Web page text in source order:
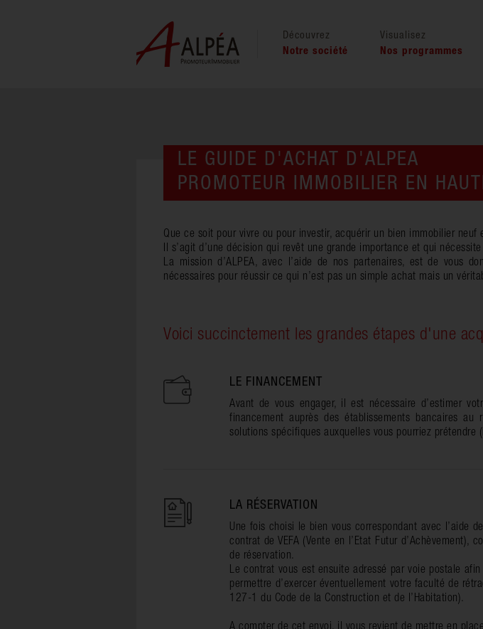
Découvrez
Notre société
Visualisez
Nos programmes
LE GUIDE D'ACHAT D'ALPEA
PROMOTEUR IMMOBILIER EN
Que ce soit pour vivre ou pour investir, acquérir un bien immobilier
Il s’agit d’une décision qui revêt une grande importance et qui
La mission d’ALPEA, avec l’aide de nos partenaires, est de vous
nécessaires pour réussir ce qui n’est pas un simple achat mais un
Voici succinctement les grandes étapes d'une
LE FINANCEMENT
Avant de vous engager, il est nécessaire d’estimer
financement auprès des établissements bancaires
solutions spécifiques auxquelles vous pourriez
LA RÉSERVATION
Une fois choisi le bien vous correspondant avec l’aide
contrat de VEFA (Vente en l’Etat Futur
de réservation.
Le contrat vous est ensuite adressé par voie postale
permettre d’exercer éventuellement votre faculté de
127-1 du Code de la Construction et de l’Habitation).